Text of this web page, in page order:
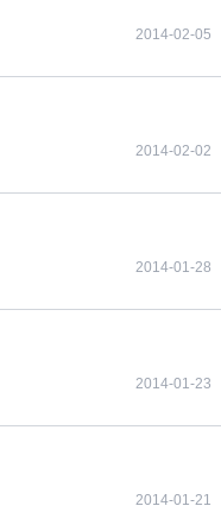
2014-02-05
2014-02-02
2014-01-28
2014-01-23
2014-01-21